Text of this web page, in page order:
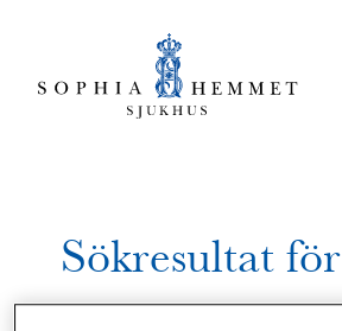
Sökresultat för